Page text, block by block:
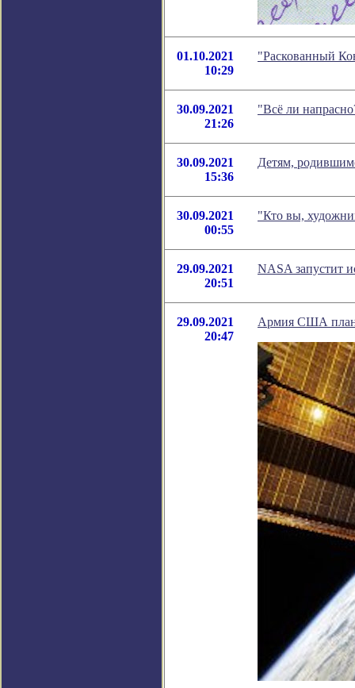
01.10.2021
10:29
"Раскованный
30.09.2021
21:26
"Всё ли
30.09.2021
15:36
Детям,
30.09.2021
00:55
"Кто вы,
29.09.2021
20:51
NASA запустит
29.09.2021
20:47
Армия США